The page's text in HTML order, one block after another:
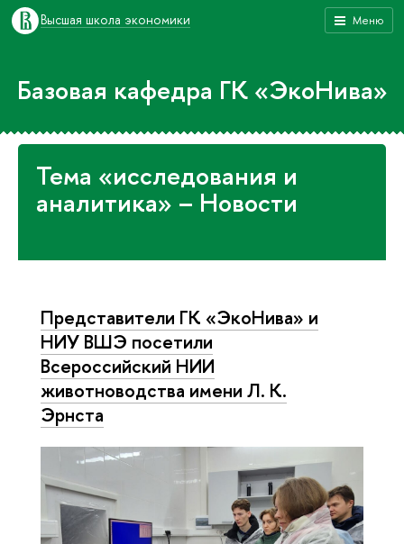
Меню
Высшая школа экономики
Базовая кафедра ГК «ЭкоНива»
Тема «исследования и
аналитика» – Новости
Представители ГК «ЭкоНива» и
НИУ ВШЭ посетили
Всероссийский НИИ
животноводства имени Л. К.
Эрнста